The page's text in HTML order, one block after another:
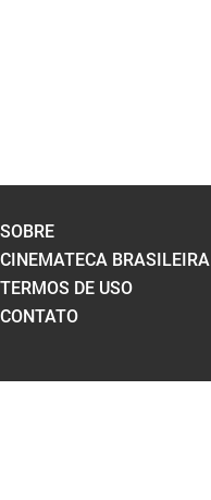
SOBRE
CINEMATECA BRASILEIRA
TERMOS DE USO
CONTATO